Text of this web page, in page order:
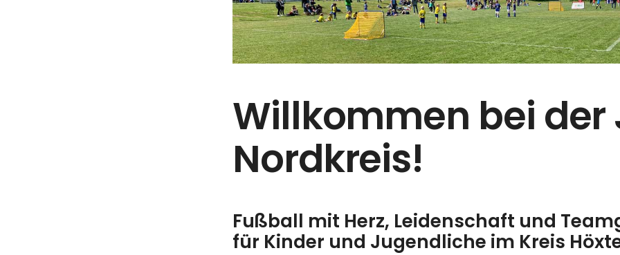
Willkommen bei der
Nordkreis!
Fußball mit Herz, Leidenschaft und
für Kinder und Jugendliche im Kreis